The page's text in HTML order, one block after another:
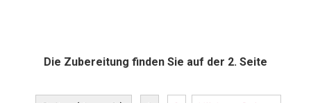
Die Zubereitung finden Sie auf der 2. Seite